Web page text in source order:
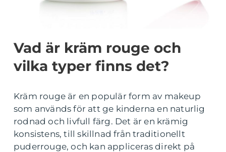
Vad är kräm rouge och
vilka typer finns det?
Kräm rouge är en populär form av makeup
som används för att ge kinderna en naturlig
rodnad och livfull färg. Det är en krämig
konsistens, till skillnad från traditionellt
puderrouge, och kan appliceras direkt på